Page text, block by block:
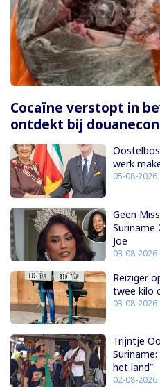
Cocaïne verstopt in
ontdekt bij
werk
05-08-2026
Geen
Suriname
Joe
03-08-2026
Reiziger
twee kilo
03-08-2026
Trijntje
het land”
02-08-2026